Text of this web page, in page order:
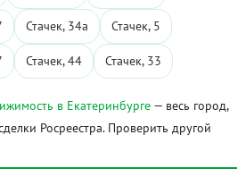
Стачек, 34а Стачек, 5
Стачек, 44 Стачек, 33
в Екатеринбурге — весь город,
Росреестра. Проверить другой